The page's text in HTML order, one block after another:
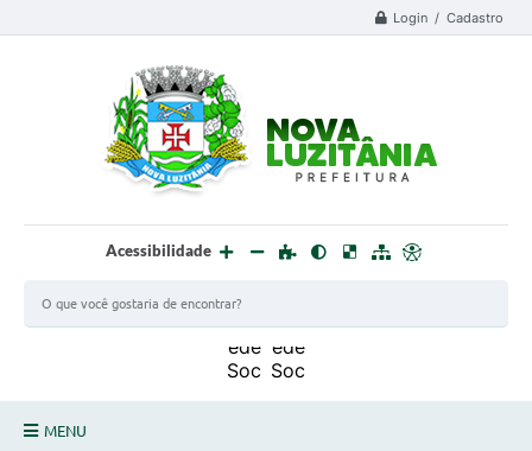
Login / Cadastro
Acessibilidade
MENU